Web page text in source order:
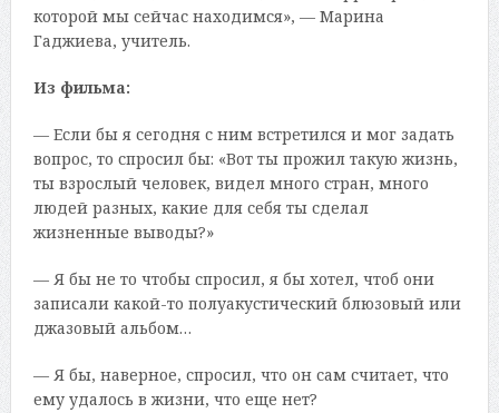
которой мы сейчас находимся», — Марина
Гаджиева, учитель.
Из фильма:
— Если бы я сегодня с ним встретился и мог задать
вопрос, то спросил бы: «Вот ты прожил такую жизнь,
ты взрослый человек, видел много стран, много
людей разных, какие для себя ты сделал
жизненные выводы?»
— Я бы не то чтобы спросил, я бы хотел, чтоб они
записали какой-то полуакустический блюзовый или
джазовый альбом…
— Я бы, наверное, спросил, что он сам считает, что
ему удалось в жизни, что еще нет?